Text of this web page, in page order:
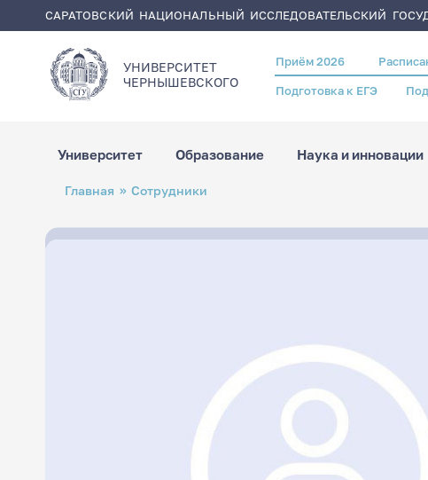
САРАТОВСКИЙ НАЦИОНАЛЬНЫЙ ИССЛЕДОВАТЕЛЬСКИЙ
УНИВЕРСИТЕТ
ЧЕРНЫШЕВСКОГO
Header
menu
Приём 2026
Подготовка к ЕГЭ
Университет Образование Наука и инновации
Строка
навигации
Главная Сотрудники